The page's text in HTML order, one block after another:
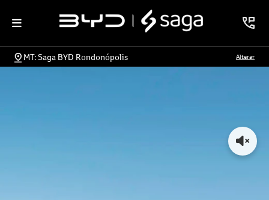
MT: Saga BYD Rondonópolis Alterar